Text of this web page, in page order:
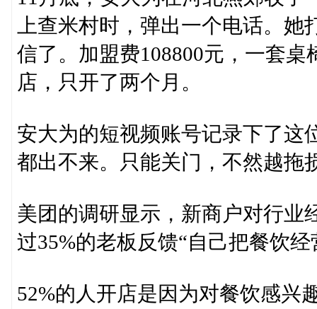
上查米村时，弹出一个电话。
信了。加盟费108800元，一套
店，只开了两个月。
安大为的短视频账号记录下了这
都出不来。只能关门，不然越拖
美团的调研显示，新商户对行业
过35%的老板反馈“自己把餐饮
52%的人开店是因为对餐饮感兴